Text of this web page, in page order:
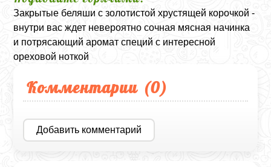
Закрытые беляши с золотистой хрустящей корочкой -
внутри вас ждет невероятно сочная мясная начинка
и потрясающий аромат специй с интересной
ореховой ноткой
Комментарии (0)
Добавить комментарий